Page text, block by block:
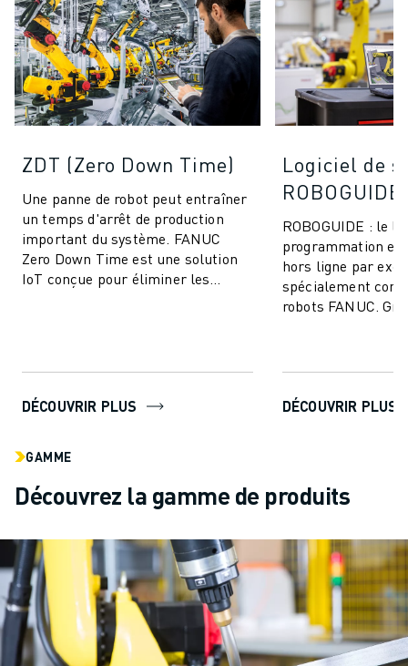
ZDT (Zero Down Time)
Une panne de robot peut entraîner
un temps d'arrêt de production
important du système. FANUC
Zero Down Time est une solution
IoT conçue pour éliminer les
DÉCOUVRIR PLUS
Logiciel de
ROBOGUIDE
ROBOGUIDE : le
programmation et
hors ligne par
spécialement
robots FANUC.
DÉCOUVRIR PLUS
GAMME
Découvrez la gamme de produits